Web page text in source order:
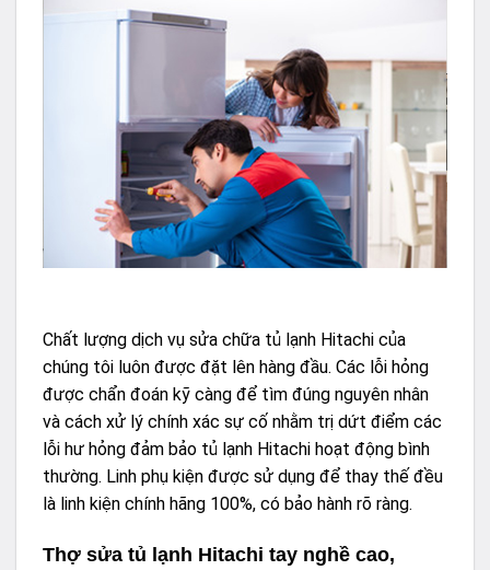
Chất lượng dịch vụ sửa chữa tủ lạnh Hitachi của
chúng tôi luôn được đặt lên hàng đầu. Các lỗi hỏng
được chẩn đoán kỹ càng để tìm đúng nguyên nhân
và cách xử lý chính xác sự cố nhằm trị dứt điểm các
lỗi hư hỏng đảm bảo tủ lạnh Hitachi hoạt động bình
thường. Linh phụ kiện được sử dụng để thay thế đều
là linh kiện chính hãng 100%, có bảo hành rõ ràng.
Thợ sửa tủ lạnh Hitachi tay nghề cao,